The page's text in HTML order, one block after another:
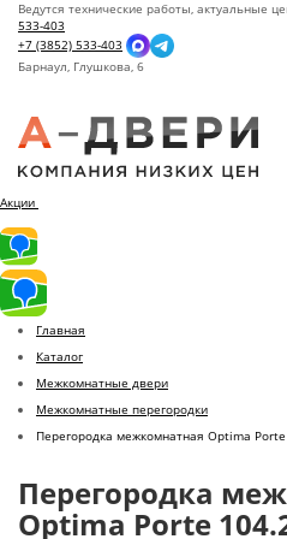
Ведутся технические работы, актуальные
533-403
+7 (3852) 533-403
Барнаул, Глушкова, 6
Акции
Главная
Каталог
Межкомнатные двери
Межкомнатные перегородки
Перегородка межкомнатная Optima
Перегородка
Optima Porte